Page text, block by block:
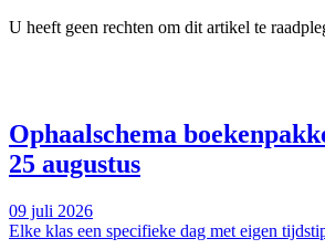
U heeft geen rechten om dit artikel te
Ophaalschema
25 augustus
09 juli 2026
Elke klas een specifieke dag met eigen